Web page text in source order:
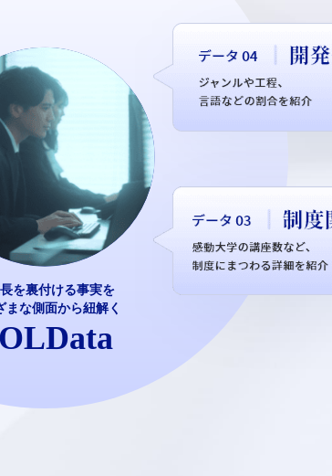
を裏付ける事実を
まな側面から紐解く